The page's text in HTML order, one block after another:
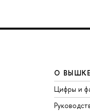
О ВЫШКЕ
Цифры и